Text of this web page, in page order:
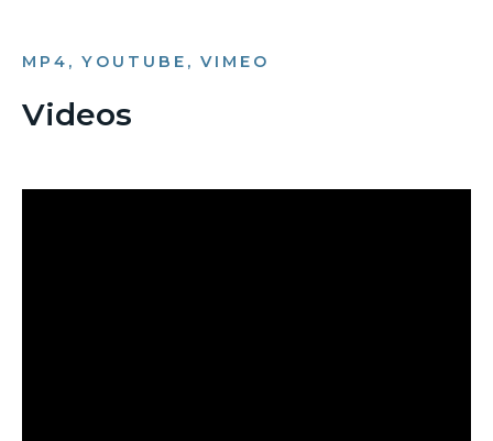
MP4, YOUTUBE, VIMEO
Videos